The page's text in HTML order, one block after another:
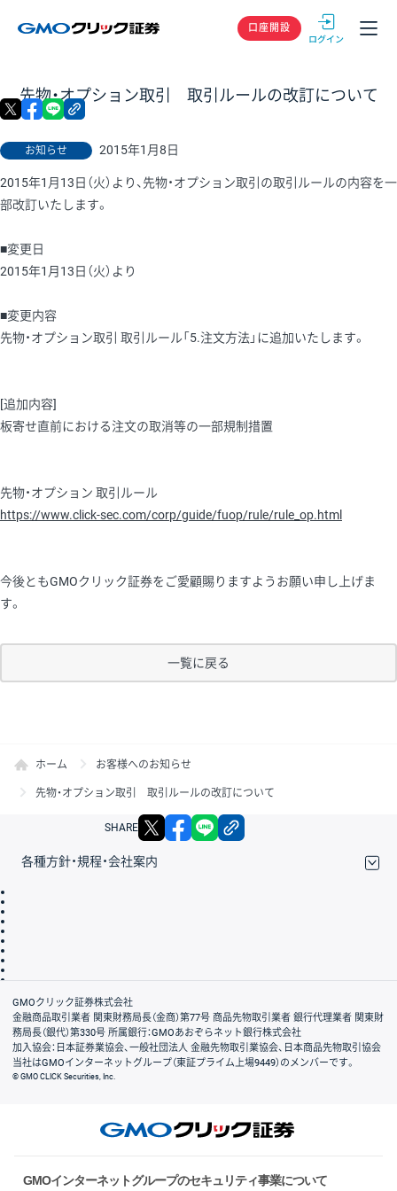
GMOクリック
口座開設
先物・オプション取引 取引ルールの改訂について
お知らせ 2015年1月8日
X facebook
2015年1月13日（火）より、先物・オプション取引の取引ルールの内容を一
部改訂いたします。
■変更日
2015年1月13日（火）より
■変更内容
先物・オプション取引 取引ルール「5.注文方法」に追加いたします。
[追加内容]
板寄せ直前における注文の取消等の一部規制措置
先物・オプション 取引ルール
https://www.click-sec.com/corp/guide/fuop/rule/rule_op.html
今後ともGMOクリック証券をご愛顧賜りますようお願い申し上げま
す。
一覧に戻る
ホーム お客様へのお知らせ
先物・オプション取引 取引ルールの改訂について
SHARE X facebook
各種方針・規程・会社案内
会社案内
GMOクリック証券株式会社
金融商品取引業者 関東財務局長（金商）第77号 商品先物取引業者 銀行代理業者 関東財
務局長（銀代）第330号 所属銀行：GMOあおぞらネット銀行株式会社
加入協会：日本証券業協会、一般社団法人 金融先物取引業協会、日本商品先物取引協会
当社はGMOインターネットグループ（東証プライム上場9449）のメンバーです。
© GMO CLICK Securities, Inc.
GMOインターネットグループのセキュリティ事業について